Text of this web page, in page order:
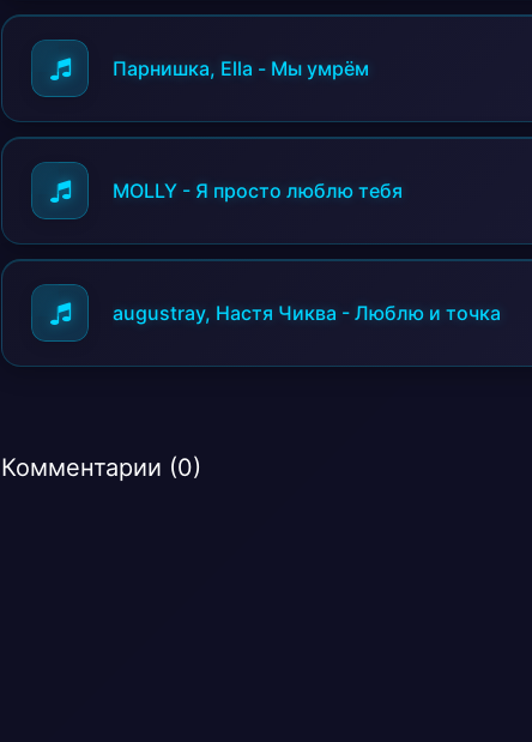
Парнишка, Ella - Мы умрём
MOLLY - Я просто люблю тебя
augustray, Настя Чиква - Люблю и точка
Комментарии (0)